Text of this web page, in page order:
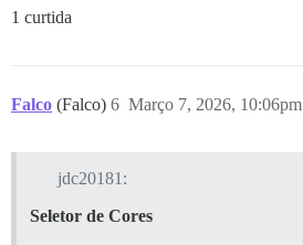
1 curtida
Falco (Falco) Março 7, 2026, 10:06pm
6
jdc20181:
Seletor de Cores